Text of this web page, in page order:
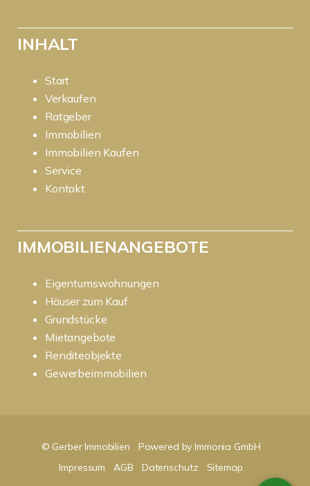
INHALT
Start
Verkaufen
Ratgeber
Immobilien
Immobilien Kaufen
Service
Kontakt
IMMOBILIENANGEBOTE
Eigentumswohnungen
Häuser zum Kauf
Grundstücke
Mietangebote
Renditeobjekte
Gewerbeimmobilien
© Gerber Immobilien
Powered by Immonia GmbH
Impressum
AGB Datenschutz Sitemap